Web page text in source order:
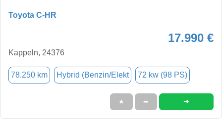
Toyota C-HR
17.990 €
Kappeln, 24376
78.250 km Hybrid (Benzin/Elekt 72 kw (98 PS)
★ ➦ ➜